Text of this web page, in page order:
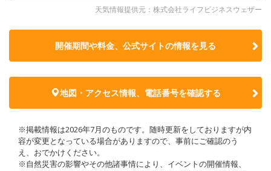
天気情報提供元：株式会社ライフビジネスウェザー
開催期間や料金、公式サイトの情報を見る
地図・アクセス情報、電話番号を確認する
※掲載情報は2026年7月のものです。随時更新をしておりますが内
容が変更となっている場合がありますので、事前にご確認のう
え、おでかけください。
※自然災害の影響やその他諸事情により、イベントの開催情報、